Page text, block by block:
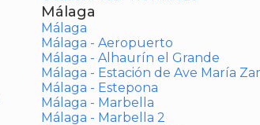
Málaga
Málaga
Málaga - Aeropuerto
Málaga - Alhaurín el Grande
Málaga - Estación de Ave María
Málaga - Estepona
Málaga - Marbella
Málaga - Marbella 2